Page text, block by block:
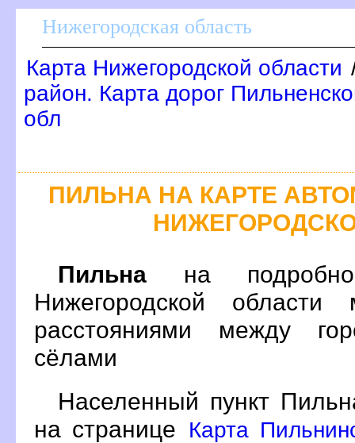
Нижегородская область
Карта Нижегородской области
район. Карта дорог
обл
ПИЛЬНА НА КАРТЕ
Пильна на
Нижегородской
расстояниями между
сёлами
Населенный пункт
на странице
Карта